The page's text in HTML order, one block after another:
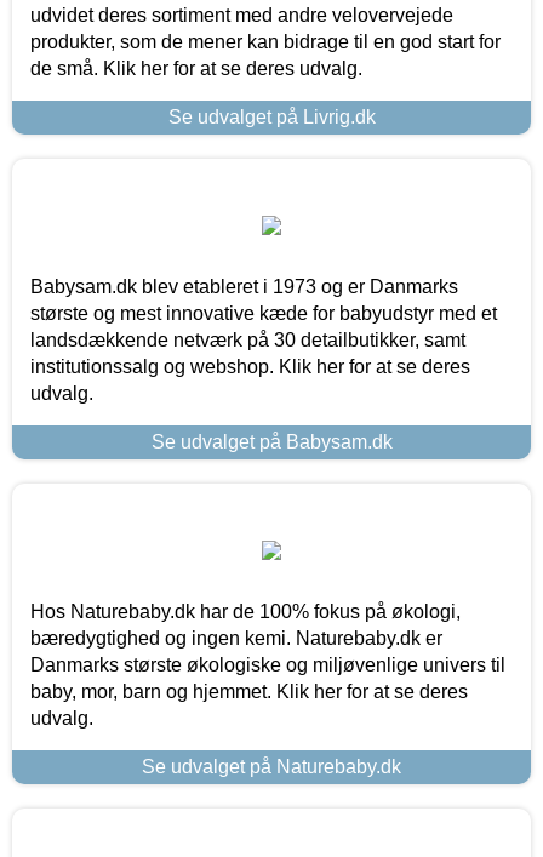
udvidet deres sortiment med andre velovervejede
produkter, som de mener kan bidrage til en god start for
de små. Klik her for at se deres udvalg.
Se udvalget på Livrig.dk
Babysam.dk blev etableret i 1973 og er Danmarks
største og mest innovative kæde for babyudstyr med et
landsdækkende netværk på 30 detailbutikker, samt
institutionssalg og webshop. Klik her for at se deres
udvalg.
Se udvalget på Babysam.dk
Hos Naturebaby.dk har de 100% fokus på økologi,
bæredygtighed og ingen kemi. Naturebaby.dk er
Danmarks største økologiske og miljøvenlige univers til
baby, mor, barn og hjemmet. Klik her for at se deres
udvalg.
Se udvalget på Naturebaby.dk